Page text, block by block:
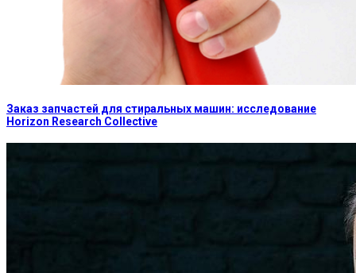
Заказ запчастей для стиральных машин: исследование
Horizon Research Collective